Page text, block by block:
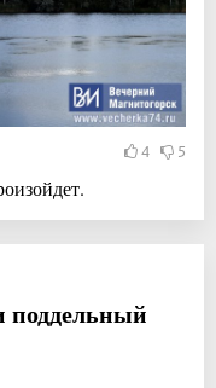
4 5
поддельный